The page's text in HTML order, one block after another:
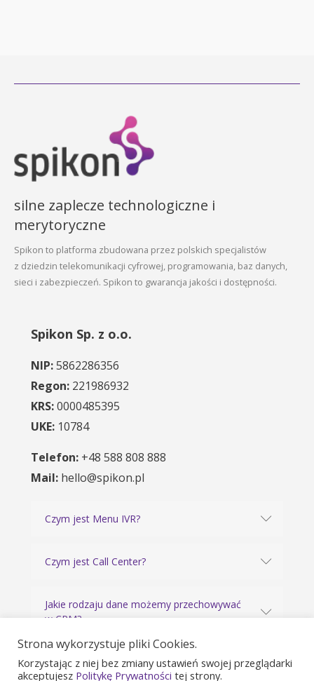
silne zaplecze technologiczne i
merytoryczne
Spikon to platforma zbudowana przez polskich specjalistów
z dziedzin telekomunikacji cyfrowej, programowania, baz danych,
sieci i zabezpieczeń. Spikon to gwarancja jakości i dostępności.
Spikon Sp. z o.o.
NIP:5862286356
Regon: 221986932
KRS:0000485395
UKE: 10784
Telefon: +48 588 808 888
Mail: hello@spikon.pl
Czym jest Menu IVR?
Czym jest Call Center?
Jakie rodzaju dane możemy przechowywać
w CRM?
ZOBACZ WSZYSTKIE PYTANIA
Strona wykorzystuje pliki Cookies.
Korzystając z niej bez zmiany ustawień swojej przeglądarki
akceptujesz Politykę Prywatności tej strony.